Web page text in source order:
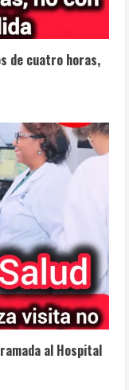
de cuatro horas,
al Hospital